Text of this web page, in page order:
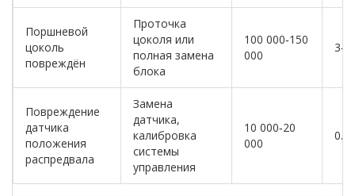
Поршневой
цоколь
повреждён
Проточка
цоколя или
полная замена
блока
100 000‑150
000
Повреждение
датчика
положения
распредвала
Замена
датчика,
калибровка
системы
управления
10 000‑20
000